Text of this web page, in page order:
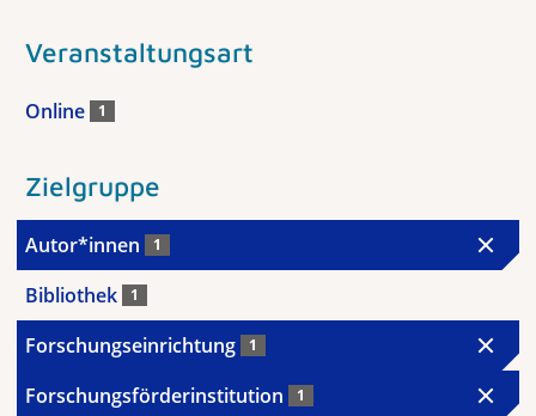
Veranstaltungsart
Online 1
Zielgruppe
Autor*innen 1
Bibliothek 1
Forschungseinrichtung 1
Forschungsförderinstitution 1